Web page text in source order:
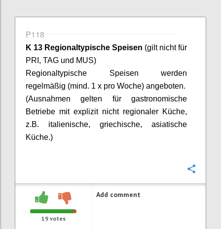
P118
K 13 Regionaltypische Speisen (gilt nicht für
PRI, TAG und MUS)
Regionaltypische Speisen werden
regelmäßig (mind. 1 x pro Woche) angeboten.
(Ausnahmen gelten für gastronomische
Betriebe mit explizit nicht regionaler Küche,
z.B. italienische, griechische, asiatische
Küche.)
19votes
Add comment